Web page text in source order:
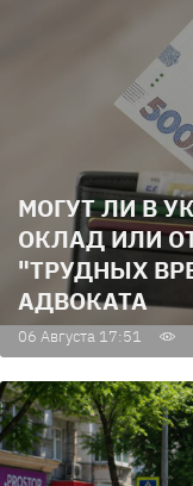
МОГУТ ЛИ В
ОКЛАД ИЛИ
"ТРУДНЫХ
АДВОКАТА
06 Августа 17:51